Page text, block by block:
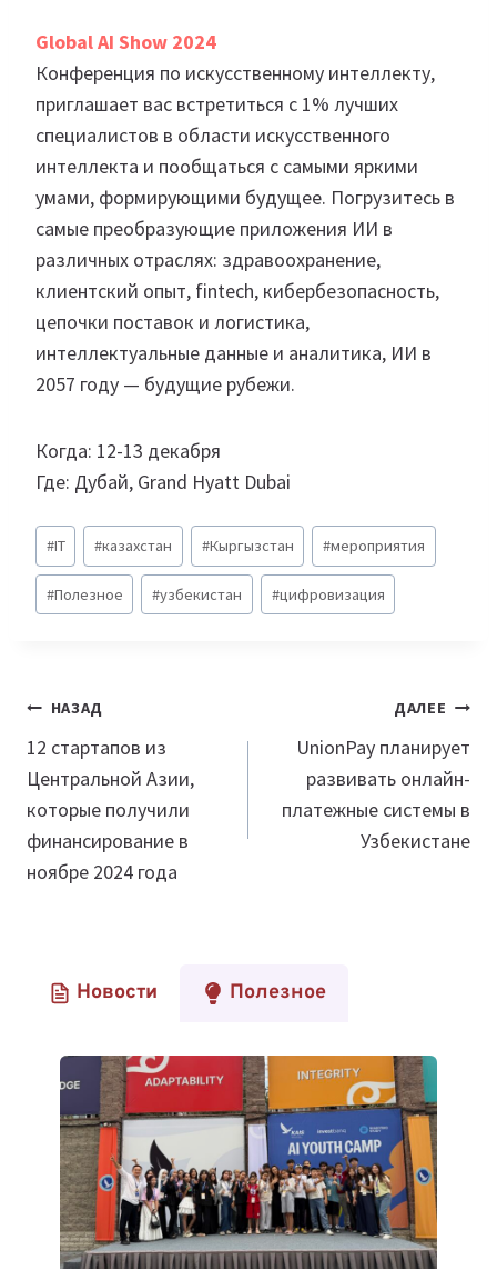
Global AI Show 2024
Конференция по искусственному интеллекту,
приглашает вас встретиться с 1% лучших
специалистов в области искусственного
интеллекта и пообщаться с самыми яркими
умами, формирующими будущее. Погрузитесь в
самые преобразующие приложения ИИ в
различных отраслях: здравоохранение,
клиентский опыт, fintech, кибербезопасность,
цепочки поставок и логистика,
интеллектуальные данные и аналитика, ИИ в
2057 году — будущие рубежи.
Когда: 12-13 декабря
Где: Дубай, Grand Hyatt Dubai
Метки
записи:
#IT #казахстан #Кыргызстан #мероприятия
#Полезное #узбекистан #цифровизация
Навигация
по
записям
НАЗАД
12 стартапов из
Центральной Азии,
которые получили
финансирование в
ноябре 2024 года
ДАЛЕЕ
UnionPay планирует
развивать онлайн-
платежные системы в
Узбекистане
Новости Полезное